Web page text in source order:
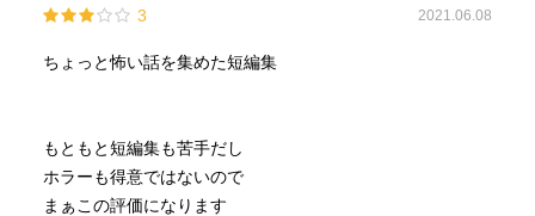
変ですが…親近感のわく、すごく好きなホラーでした。
ものすごい引きで私はくっつきっぱなしになりました。
これからも辻村さんの不思議系物語は
3 2021.06.08
ちょっと怖い話を集めた短編集
もともと短編集も苦手だし
ホラーも得意ではないので
まぁこの評価になります